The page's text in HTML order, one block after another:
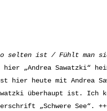
selten ist / Fühlt man
„Andrea Sawatzki“
hier heute mit Andrea
überhaupt ist. Ich
„Schwere See“.